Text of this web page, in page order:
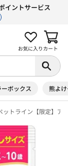
イントサービス
お気に入り カート
ボックス 熊よ
ットライン【限定】ア